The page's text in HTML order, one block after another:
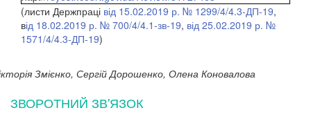
(листи Держпраці від 15.02.2019 р. № 1299/4/4.3-ДП-19,
від 18.02.2019 р. № 700/4/4.1-зв-19, від 25.02.2019 р. №
1571/4/4.3-ДП-19)
Змієнко, Сергій Дорошенко, Олена Коновалова
ЗВОРОТНИЙ ЗВ'ЯЗОК